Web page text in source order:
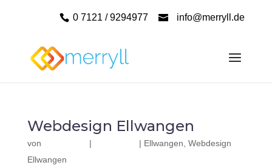
0 7121 / 9294977 info@merryll.de
Webdesign Ellwangen
von | | Ellwangen Webdesign
Ellwangen